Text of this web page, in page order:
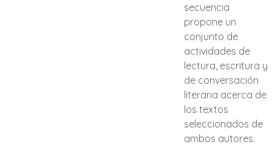
secuencia
propone un
conjunto de
actividades de
lectura, escritura y
de conversación
literaria acerca de
los textos
seleccionados de
ambos autores.